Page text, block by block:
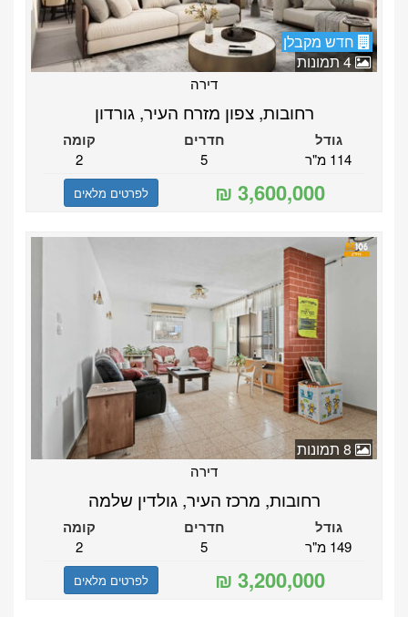
חדש מקבלן
4 תמונות
דירה
רחובות, צפון מזרח העיר, גורדון
גודל
114 מ"ר
חדרים
5
קומה
2
לפרטים מלאים
דירה
רחובות, מרכז העיר, גולדין שלמה
גודל
149 מ"ר
חדרים
5
קומה
2
לפרטים מלאים